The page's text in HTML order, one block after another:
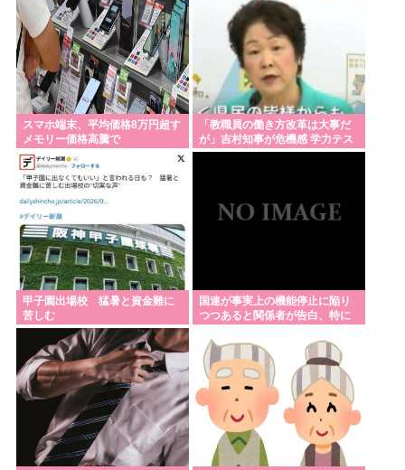
スマホ端末、平均価格8万円超す
メモリー価格高騰で
「教職員の働き方改革は大事だ
が」吉村知事が危機感 学力テス
ト結果が全教科で「平均以下」
甲子園出場校 猛暑と資金難に
苦しむ
国連が事実上の機能停止に陥り
つつあると関係者が告白、特に
り取った結果……